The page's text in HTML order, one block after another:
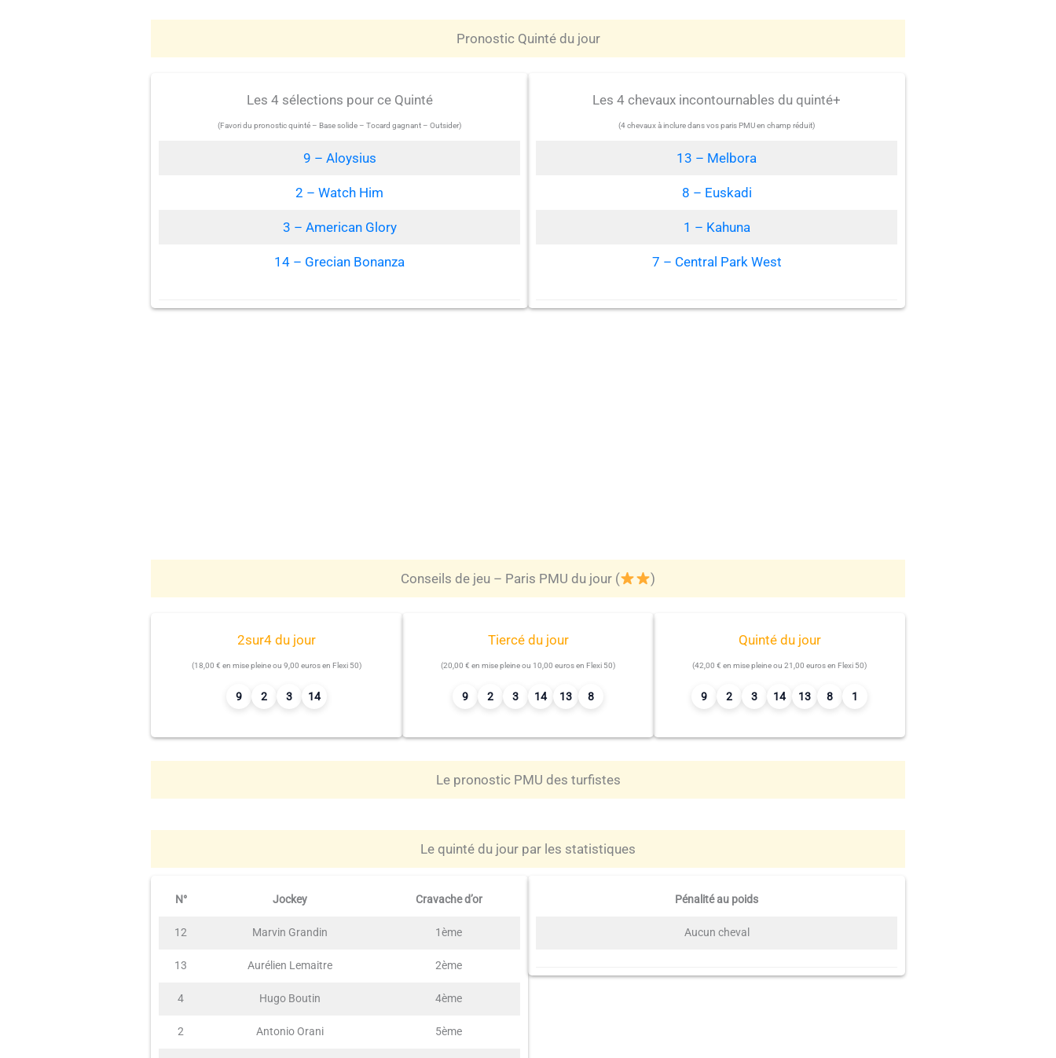
Pronostic Quinté du jour
Les 4 sélections pour ce Quinté
(Favori du pronostic quinté – Base solide – Tocard gagnant – Outsider)
9 – Aloysius
2 – Watch Him
3 – American Glory
14 – Grecian Bonanza
Les 4 chevaux incontournables du quinté+
(4 chevaux à inclure dans vos paris PMU en champ réduit)
13 – Melbora
8 – Euskadi
1 – Kahuna
7 – Central Park West
Conseils de jeu – Paris PMU du jour ( )
2sur4 du jour
(18,00 € en mise pleine ou 9,00 euros en Flexi 50)
9 2 3 14
Tiercé du jour
(20,00 € en mise pleine ou 10,00 euros en Flexi 50)
9 2 3 14 13 8
Quinté du jour
(42,00 € en mise pleine ou 21,00 euros en Flexi 50)
9 2 3 14 13 8 1
Le pronostic PMU des turfistes
Le quinté du jour par les statistiques
N° Jockey Cravache d’or
12 Marvin Grandin 1ème
13 Aurélien Lemaitre 2ème
4 Hugo Boutin 4ème
2 Antonio Orani 5ème
Pénalité au poids
Aucun cheval